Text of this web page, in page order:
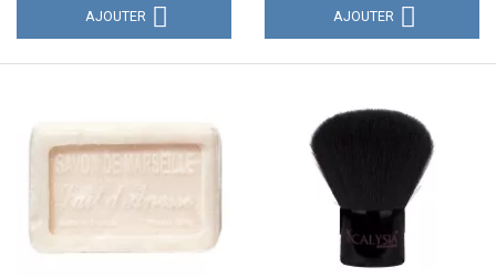
AJOUTER AJOUTER